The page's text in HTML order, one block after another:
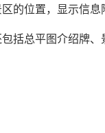
的位置，显示信
括总平图介绍牌